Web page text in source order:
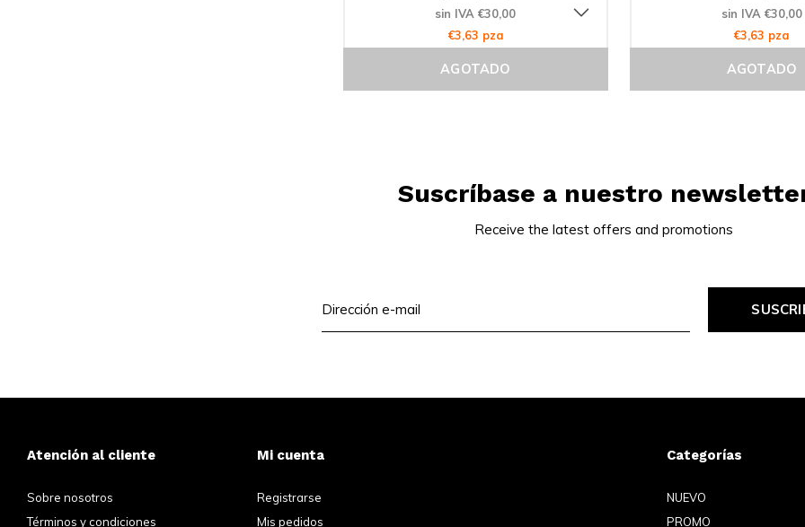
sin IVA €30,00
€3,63 pza
AGOTADO
sin IVA €30,00
€3,63 pza
AGOTADO
Suscríbase a nuestro
Receive the latest offers and promotions
Atención al cliente
Sobre nosotros
Términos y condiciones
Mi cuenta
Registrarse
Mis pedidos
Categorías
NUEVO
PROMO